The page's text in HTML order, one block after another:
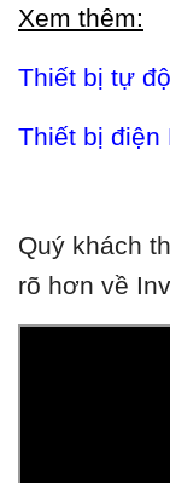
Xem thêm:
Thiết bị tự
Thiết bị điện
Quý khách
rõ hơn về